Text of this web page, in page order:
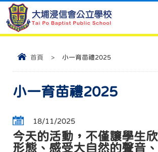
首頁 > 小一育苗禮2025
小一育苗禮2025
18/11/2025
今天的活動，不僅讓學生
形態、感受大自然的聲音